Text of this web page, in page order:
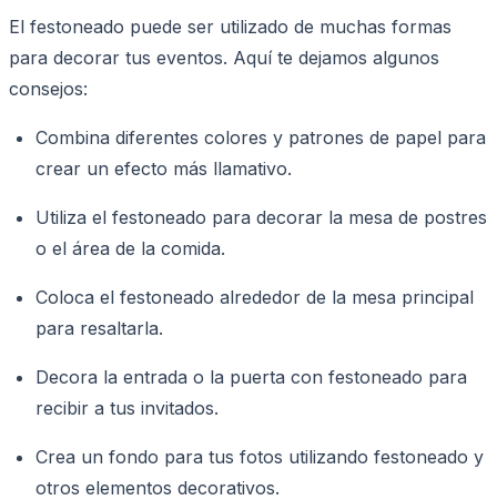
El festoneado puede ser utilizado de muchas formas
para decorar tus eventos. Aquí te dejamos algunos
consejos:
Combina diferentes colores y patrones de papel para
crear un efecto más llamativo.
Utiliza el festoneado para decorar la mesa de postres
o el área de la comida.
Coloca el festoneado alrededor de la mesa principal
para resaltarla.
Decora la entrada o la puerta con festoneado para
recibir a tus invitados.
Crea un fondo para tus fotos utilizando festoneado y
otros elementos decorativos.